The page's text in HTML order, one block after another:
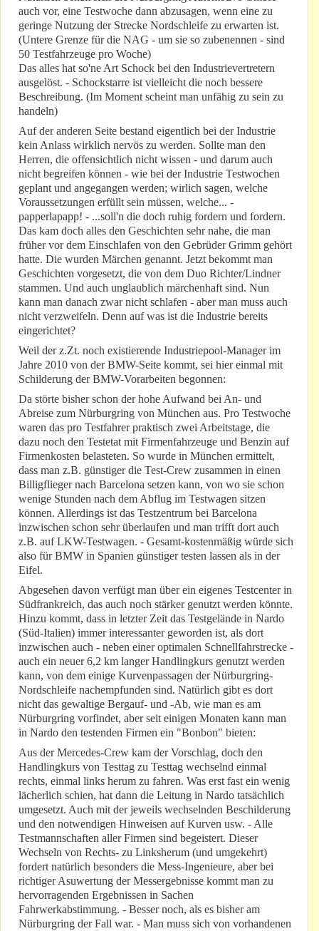
auch vor, eine Testwoche dann abzusagen, wenn eine zu
geringe Nutzung der Strecke Nordschleife zu erwarten ist.
(Untere Grenze für die NAG - um sie so zubenennen - sind
50 Testfahrzeuge pro Woche)
Das alles hat so'ne Art Schock bei den Industrievertretern
ausgelöst. - Schockstarre ist vielleicht die noch bessere
Beschreibung. (Im Moment scheint man unfähig zu sein zu
handeln)
Auf der anderen Seite bestand eigentlich bei der Industrie
kein Anlass wirklich nervös zu werden. Sollte man den
Herren, die offensichtlich nicht wissen - und darum auch
nicht begreifen können - wie bei der Industrie Testwochen
geplant und angegangen werden; wirlich sagen, welche
Voraussetzungen erfüllt sein müssen, welche... -
papperlapapp! - ...soll'n die doch ruhig fordern und fordern.
Das kam doch alles den Geschichten sehr nahe, die man
früher vor dem Einschlafen von den Gebrüder Grimm gehört
hatte. Die wurden Märchen genannt. Jetzt bekommt man
Geschichten vorgesetzt, die von dem Duo Richter/Lindner
stammen. Und auch unglaublich märchenhaft sind. Nun
kann man danach zwar nicht schlafen - aber man muss auch
nicht verzweifeln. Denn auf was ist die Industrie bereits
eingerichtet?
Weil der z.Zt. noch existierende Industriepool-Manager im
Jahre 2010 von der BMW-Seite kommt, sei hier einmal mit
Schilderung der BMW-Vorarbeiten begonnen:
Da störte bisher schon der hohe Aufwand bei An- und
Abreise zum Nürburgring von München aus. Pro Testwoche
waren das pro Testfahrer praktisch zwei Arbeitstage, die
dazu noch den Testetat mit Firmenfahrzeuge und Benzin auf
Firmenkosten belasteten. So wurde in München ermittelt,
dass man z.B. günstiger die Test-Crew zusammen in einen
Billigflieger nach Barcelona setzen kann, von wo sie schon
wenige Stunden nach dem Abflug im Testwagen sitzen
können. Allerdings ist das Testzentrum bei Barcelona
inzwischen schon sehr überlaufen und man trifft dort auch
z.B. auf LKW-Testwagen. - Gesamt-kostenmäßig würde sich
also für BMW in Spanien günstiger testen lassen als in der
Eifel.
Abgesehen davon verfügt man über ein eigenes Testcenter in
Südfrankreich, das auch noch stärker genutzt werden könnte.
Hinzu kommt, dass in letzter Zeit das Testgelände in Nardo
(Süd-Italien) immer interessanter geworden ist, als dort
inzwischen auch - neben einer optimalen Schnellfahrstrecke -
auch ein neuer 6,2 km langer Handlingkurs genutzt werden
kann, von dem einige Kurvenpassagen der Nürburgring-
Nordschleife nachempfunden sind. Natürlich gibt es dort
nicht das gewaltige Bergauf- und -Ab, wie man es am
Nürburgring vorfindet, aber seit einigen Monaten kann man
in Nardo den testenden Firmen ein "Bonbon" bieten:
Aus der Mercedes-Crew kam der Vorschlag, doch den
Handlingkurs von Testtag zu Testtag wechselnd einmal
rechts, einmal links herum zu fahren. Was erst fast ein wenig
lächerlich schien, hat dann die Leitung in Nardo tatsächlich
umgesetzt. Auch mit der jeweils wechselnden Beschilderung
und den notwendigen Hinweisen auf Kurven usw. - Alle
Testmannschaften aller Firmen sind begeistert. Dieser
Wechseln von Rechts- zu Linksherum (und umgekehrt)
fordert natürlich besonders die Mess-Ingenieure, aber bei
richtiger Asuwertung der Messergebnisse kommt man zu
hervorragenden Ergebnissen in Sachen
Fahrwerkabstimmung. - Besser noch, als es bisher am
Nürburgring der Fall war. - Man muss sich von vorhandenen